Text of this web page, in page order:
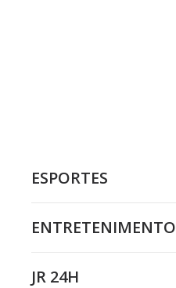
ESPORTES
ENTRETENIMENTO
JR 24H